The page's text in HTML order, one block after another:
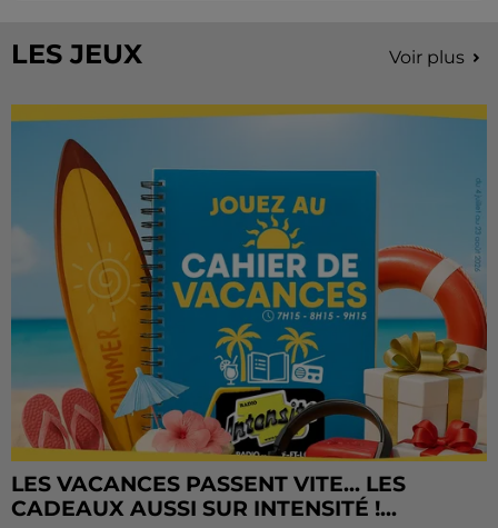
LES JEUX Voir plus
LES VACANCES PASSENT VITE... LES
CADEAUX AUSSI SUR INTENSITÉ !...